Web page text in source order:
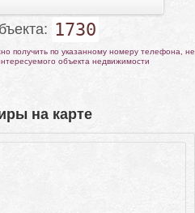
1730
получить по указанному номеру телефона, не
объекта недвижимости
на карте